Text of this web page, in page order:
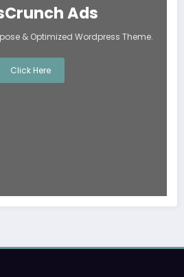
Ads
& Optimized Wordpress Theme.
Click Here